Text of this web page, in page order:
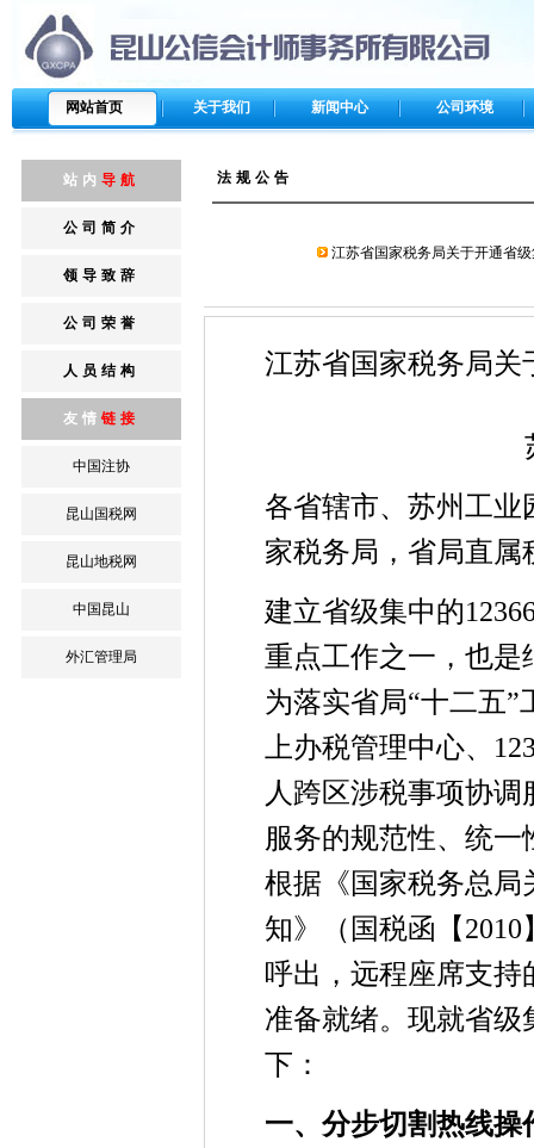
网站首页 关于我们 新闻中心 公司环境
站内 导航
公司简介
领导致辞
公司荣誉
人员结构
友情 链接
中国注协
昆山国税网
昆山地税网
中国昆山
外汇管理局
法规公告
江苏省国家税务局关于开通省
江苏省国家税务局关
各省辖市、苏州工业
家税务局，省局直属
建立省级集中的
重点工作之一，也是
为落实省局“十二五
上办税管理中心、
人跨区涉税事项协
服务的规范性、统
根据《国家税务总局
知》（国税函【
呼出，远程座席支
准备就绪。现就省
下：
一、分步切割热线